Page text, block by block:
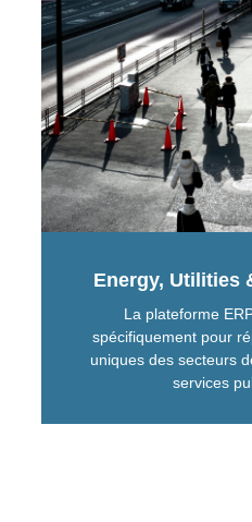
Energy, Utilities
La plateforme
spécifiquement pour
uniques des secteurs
services